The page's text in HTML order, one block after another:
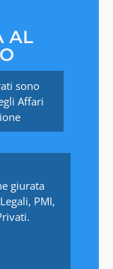
AL
sono
Affari
giurata
PMI,